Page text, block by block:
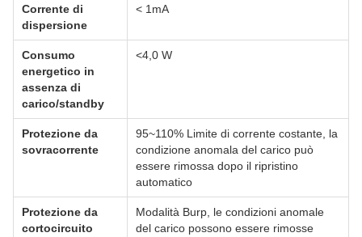
Corrente di
dispersione
< 1mA
Consumo
energetico in
assenza di
carico/standby
<4,0 W
Protezione da
sovracorrente
95~110% Limite di corrente costante, la
condizione anomala del carico può
essere rimossa dopo il ripristino
automatico
Protezione da
cortocircuito
Modalità Burp, le condizioni anomale
del carico possono essere rimosse